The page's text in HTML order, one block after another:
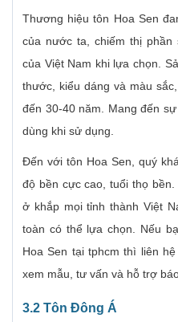
Thương hiệu tôn Hoa Sen
của nước ta, chiếm thị
của Việt Nam khi lựa chọn.
thước, kiểu dáng và màu
đến 30-40 năm. Mang đến
dùng khi sử dụng.
Đến với tôn Hoa Sen, quý
độ bền cực cao, tuổi thọ
ở khắp mọi tỉnh thành Việt
toàn có thể lựa chọn. Nếu
Hoa Sen tại tphcm thì liên
xem mẫu, tư vấn và hỗ trợ
3.2 Tôn Đông Á